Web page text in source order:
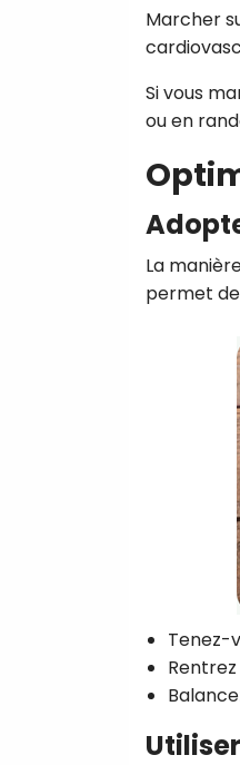
Marcher
Si vous
ou en
La
permet
Tenez-